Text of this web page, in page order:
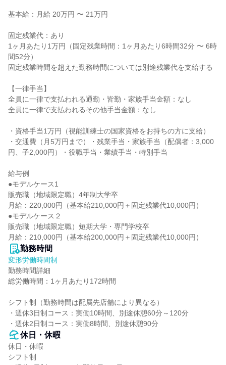
基本給：月給 20万円 〜 21万円
固定残業代：あり
1ヶ月あたり1万円（固定残業時間：1ヶ月あたり6時間32分 〜 6時
間52分）
固定残業時間を超えた勤務時間については別途残業代を支給する
【一律手当】
全員に一律で支払われる通勤・皆勤・家族手当金額：なし
全員に一律で支払われるその他手当金額：なし
・資格手当1万円（視能訓練士の国家資格をお持ちの方に支給）
・交通費（月5万円まで）・残業手当・家族手当（配偶者：3,000
円、子2,000円）・役職手当・業績手当・特別手当
給与例
●モデルケース1
販売職（地域限定職）4年制大学卒
月給：220,000円（基本給210,000円＋固定残業代10,000円）
●モデルケース２
販売職（地域限定職）短期大学・専門学校卒
月給：210,000円（基本給200,000円＋固定残業代10,000円）
勤務時間
変形労働時間制
勤務時間詳細
総労働時間：1ヶ月あたり172時間
シフト制（勤務時間は配属先店舗により異なる）
・週休3日制コース：実働10時間、別途休憩60分～120分
・週休2日制コース：実働8時間、別途休憩90分
休日・休暇
休日・休暇
シフト制